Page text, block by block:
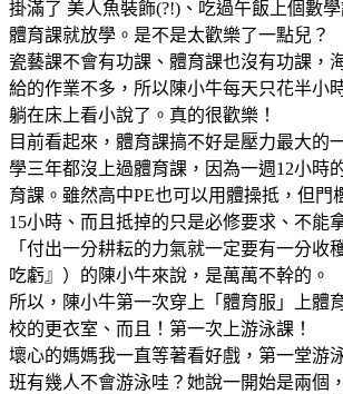
掛滿了 美人魚裝飾(?!)、吃過午飯上個數
體育課就放學。是不是太歡樂了一點兒？
瓷藝課不會有功課、體育課也沒有功課，
給的作業不多，所以陳小牛每天只花半小
躺在床上看小說了。真的很歡樂！
目前看起來，體育課搞不好是壓力最大的
學三年都沒上過體育課，因為一週12小時
育課。雖然高中PE也可以用體操抵，但門
15小時、而且抵掉的只是必修要求、不能
「付出一分耕耘的力氣就一定要有一分收
吃虧』）的陳小牛來說，是萬萬不幹的。
所以，陳小牛第一次穿上「體育服」上體
校的更衣室、而且！第一次上游泳課！
壞心的媽媽我一直等著看好戲，第一堂游
班有幾人不會游泳哇？她說一開始是兩個